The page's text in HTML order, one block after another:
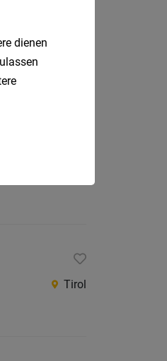
Tirol
dienen